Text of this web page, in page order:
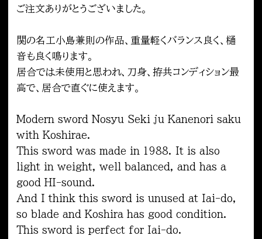
ご注文ありがとうございました。
関の名工小島兼則の作品、重量軽くバランス良く、樋
音も良く鳴ります。
居合では未使用と思われ、刀身、拵共コンディション最
高で、居合で直ぐに使えます。
Modern sword Nosyu Seki ju Kanenori saku
with Koshirae.
This sword was made in 1988. It is also
light in weight, well balanced, and has a
good HI-sound.
And I think this sword is unused at Iai-do,
so blade and Koshira has good condition.
This sword is perfect for Iai-do.